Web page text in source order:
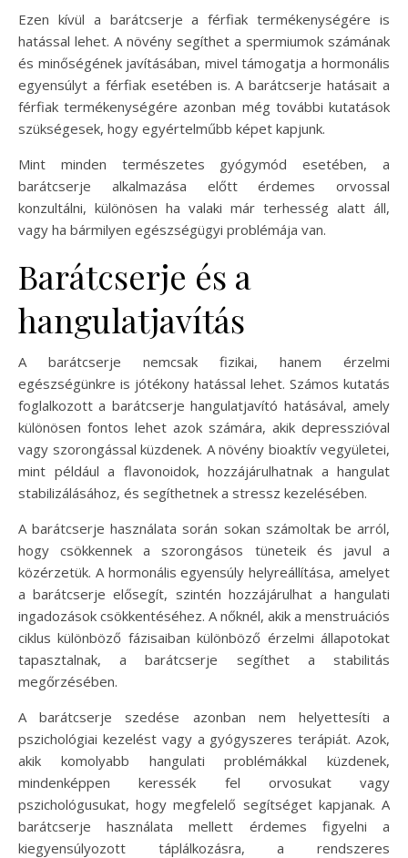
Ezen kívül a barátcserje a férfiak termékenységére is
hatással lehet. A növény segíthet a spermiumok számának
és minőségének javításában, mivel támogatja a hormonális
egyensúlyt a férfiak esetében is. A barátcserje hatásait a
férfiak termékenységére azonban még további kutatások
szükségesek, hogy egyértelműbb képet kapjunk.
Mint minden természetes gyógymód esetében, a
barátcserje alkalmazása előtt érdemes orvossal
konzultálni, különösen ha valaki már terhesség alatt áll,
vagy ha bármilyen egészségügyi problémája van.
Barátcserje és a
hangulatjavítás
A barátcserje nemcsak fizikai, hanem érzelmi
egészségünkre is jótékony hatással lehet. Számos kutatás
foglalkozott a barátcserje hangulatjavító hatásával, amely
különösen fontos lehet azok számára, akik depresszióval
vagy szorongással küzdenek. A növény bioaktív vegyületei,
mint például a flavonoidok, hozzájárulhatnak a hangulat
stabilizálásához, és segíthetnek a stressz kezelésében.
A barátcserje használata során sokan számoltak be arról,
hogy csökkennek a szorongásos tüneteik és javul a
közérzetük. A hormonális egyensúly helyreállítása, amelyet
a barátcserje elősegít, szintén hozzájárulhat a hangulati
ingadozások csökkentéséhez. A nőknél, akik a menstruációs
ciklus különböző fázisaiban különböző érzelmi állapotokat
tapasztalnak, a barátcserje segíthet a stabilitás
megőrzésében.
A barátcserje szedése azonban nem helyettesíti a
pszichológiai kezelést vagy a gyógyszeres terápiát. Azok,
akik komolyabb hangulati problémákkal küzdenek,
mindenképpen keressék fel orvosukat vagy
pszichológusukat, hogy megfelelő segítséget kapjanak. A
barátcserje használata mellett érdemes figyelni a
kiegyensúlyozott táplálkozásra, a rendszeres